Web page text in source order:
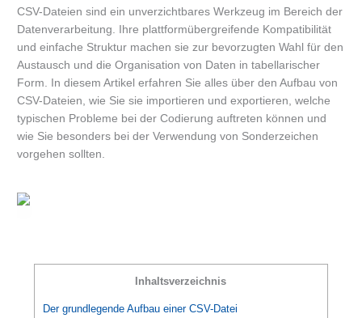
CSV-Dateien sind ein unverzichtbares Werkzeug im Bereich der
Datenverarbeitung. Ihre plattformübergreifende Kompatibilität
und einfache Struktur machen sie zur bevorzugten Wahl für den
Austausch und die Organisation von Daten in tabellarischer
Form. In diesem Artikel erfahren Sie alles über den Aufbau von
CSV-Dateien, wie Sie sie importieren und exportieren, welche
typischen Probleme bei der Codierung auftreten können und
wie Sie besonders bei der Verwendung von Sonderzeichen
vorgehen sollten.
Inhaltsverzeichnis
Der grundlegende Aufbau einer CSV-Datei